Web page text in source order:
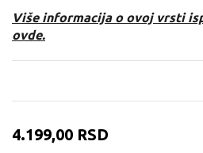
Više informacija o ovoj vrsti
ovde.
4.199,00 RSD